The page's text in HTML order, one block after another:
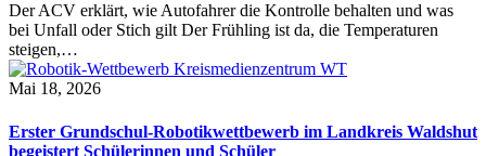
Der ACV erklärt, wie Autofahrer die Kontrolle behalten und was
bei Unfall oder Stich gilt Der Frühling ist da, die Temperaturen
steigen,…
Mai 18, 2026
Erster Grundschul-Robotikwettbewerb im Landkreis Waldshut
begeistert Schülerinnen und Schüler